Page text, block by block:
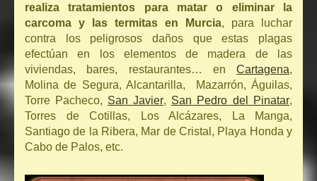
realiza tratamientos para matar o eliminar la
carcoma y las termitas en Murcia, para luchar
contra los peligrosos daños que estas plagas
efectúan en los elementos de madera de las
viviendas, bares, restaurantes… en Cartagena,
Molina de Segura, Alcantarilla, Mazarrón, Águilas,
Torre Pacheco, San Javier, San Pedro del Pinatar,
Torres de Cotillas, Los Alcázares, La Manga,
Santiago de la Ribera, Mar de Cristal, Playa Honda y
Cabo de Palos, etc.